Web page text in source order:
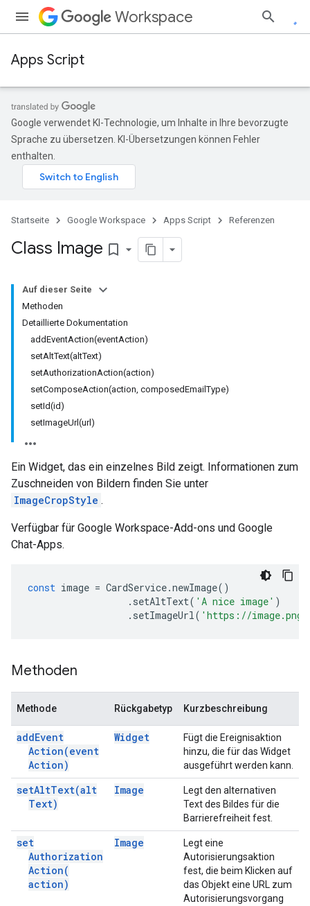
Workspace
Apps Script
Google verwendet KI-Technologie, um Inhalte in Ihre bevorzugte
Sprache zu übersetzen. KI-Übersetzungen können Fehler
enthalten.
Startseite Google Workspace Apps Script Referenzen
Class Image bookmark_border
Auf dieser Seite
Methoden
Detaillierte Dokumentation
addEventAction(eventAction)
setAltText(altText)
setAuthorizationAction(action)
setComposeAction(action, composedEmailType)
setId(id)
setImageUrl(url)
Ein Widget, das ein einzelnes Bild zeigt. Informationen zum
Zuschneiden von Bildern finden Sie unter
ImageCropStyle .
Verfügbar für Google Workspace-Add-ons und Google
Chat-Apps.
const image = CardService.newImage()
. setAltText( 'A nice image' )
. setImageUrl( 'https://image.png'
Methoden
Methode Rückgabetyp Kurzbeschreibung
addEvent
Action(event
Action)
Widget
Fügt die Ereignisaktion
hinzu, die für das Widget
ausgeführt werden kann.
setAltText(alt
Text)
Image
Legt den alternativen
Text des Bildes für die
Barrierefreiheit fest.
set
Authorization
Action(
action)
Image
Legt eine
Autorisierungsaktion
fest, die beim Klicken auf
das Objekt eine URL zum
Autorisierungsvorgang